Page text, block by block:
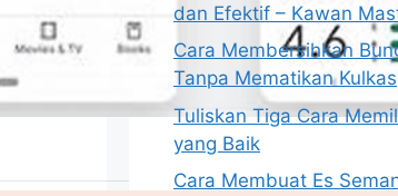
dan Efektif – Kawan
Cara Membersihkan
Tanpa Mematikan Kulkas
Tuliskan Tiga Cara
yang Baik
Cara Membuat Es